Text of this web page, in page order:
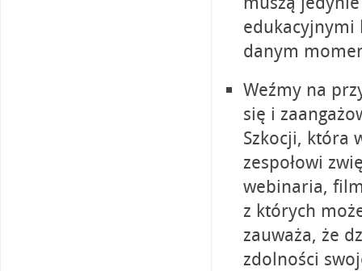
edukacyjnymi
danym
Weźmy na
się i
Szkocji, która
zespołowi
webinaria,
z których
zauważa, że
zdolności